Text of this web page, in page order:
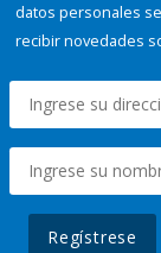
datos personales
recibir novedades
Regístrese